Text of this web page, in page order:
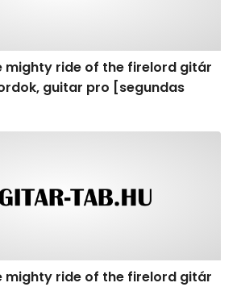
mighty ride of the firelord gitár
guitar pro [segundas
mighty ride of the firelord gitár